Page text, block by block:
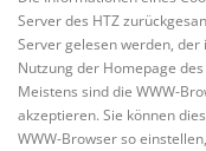
Server des HTZ
Server gelesen werden, der
Nutzung der Homepage
Meistens sind die WWW-
akzeptieren. Sie können
WWW-Browser so